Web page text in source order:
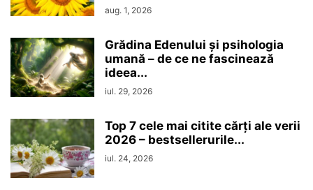
aug. 1, 2026
Grădina Edenului și psihologia
umană – de ce ne fascinează
ideea...
iul. 29, 2026
Top 7 cele mai citite cărți ale verii
2026 – bestsellerurile...
iul. 24, 2026